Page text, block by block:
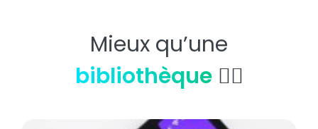
Mieux qu’une
bibliothèque👇🏼